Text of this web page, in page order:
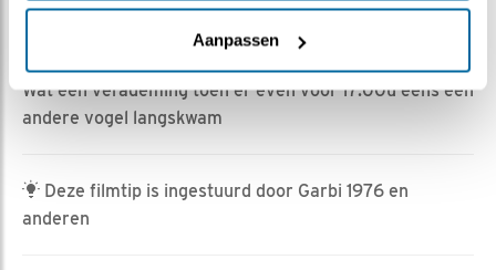
Aanpassen
Vind ik leuk| Bewaar dit filmpje|
349x
Dat was me het ganzendagje wel.
Wat een verademing toen er even voor 17:00u eens een
andere vogel langskwam
Deze filmtip is ingestuurd door Garbi 1976 en
anderen